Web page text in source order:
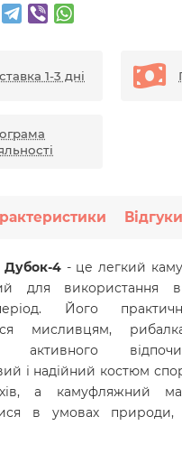
1-3 дні
Відгуки
4- це легкий
для використання в
Його
мисливцям,
активного
і надійний костюм
а камуфляжний
в умовах